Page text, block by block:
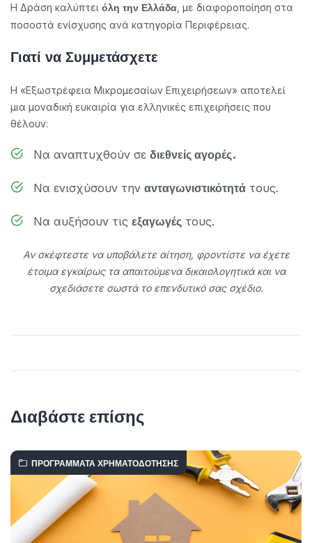
Η Δράση καλύπτει όλη την Ελλάδα , με διαφοροποίηση στα
ποσοστά ενίσχυσης ανά κατηγορία Περιφέρειας.
Γιατί να Συμμετάσχετε
Η «Εξωστρέφεια Μικρομεσαίων Επιχειρήσεων» αποτελεί
μια μοναδική ευκαιρία για ελληνικές επιχειρήσεις που
θέλουν:
Να αναπτυχθούν σε διεθνείς αγορές.
Να ενισχύσουν την ανταγωνιστικότητά τους.
Να αυξήσουν τις εξαγωγές τους.
Αν σκέφτεστε να υποβάλετε αίτηση, φροντίστε να έχετε
έτοιμα εγκαίρως τα απαιτούμενα δικαιολογητικά και να
σχεδιάσετε σωστά το επενδυτικό σας σχέδιο.
Διαβάστε επίσης
ΠΡΟΓΡΆΜΜΑΤΑ ΧΡΗΜΑΤΟΔΌΤΗΣΗΣ